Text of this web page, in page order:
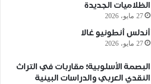
الظلاميات الجديدة
27 مايو، 2026
أندلس أنطونيو غالا
27 مايو، 2026
البصمة الأسلوبية؛ مقاربات في التراث
النقدي العربي والدراسات البينية